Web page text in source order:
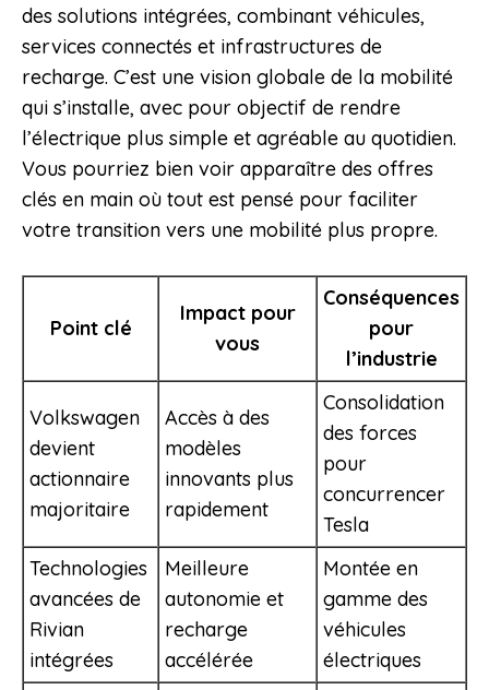
des solutions intégrées, combinant véhicules,
services connectés et infrastructures de
recharge. C’est une vision globale de la mobilité
qui s’installe, avec pour objectif de rendre
l’électrique plus simple et agréable au quotidien.
Vous pourriez bien voir apparaître des offres
clés en main où tout est pensé pour faciliter
votre transition vers une mobilité plus propre.
Point clé
Impact pour
vous
Conséquences
pour
l’industrie
Volkswagen
devient
actionnaire
majoritaire
Accès à des
modèles
innovants plus
rapidement
Consolidation
des forces
pour
concurrencer
Tesla
Technologies
avancées de
Rivian
intégrées
Meilleure
autonomie et
recharge
accélérée
Montée en
gamme des
véhicules
électriques